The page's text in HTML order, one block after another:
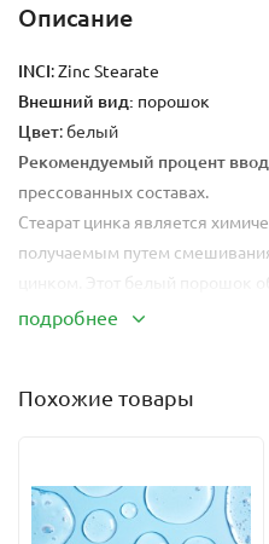
Описание
INCI: Zinc Stearate
Внешний вид: порошок
Цвет: белый
Рекомендуемый процент
прессованных составах.
Стеарат цинка является
получаемым путем
цинком. Этот белый порошок
уникальных свойств, которые
Прежде всего, стеарат цинка
структуру косметических
разделение компонентов.
цинка используется в
подробнее
Похожие товары